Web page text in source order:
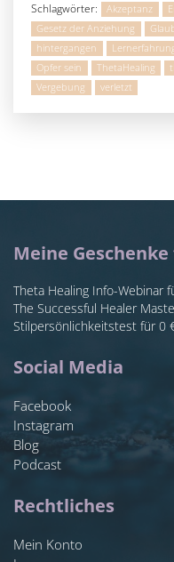
Schlagwörter: Akzeptanz
Gesetz der Anziehung
hintergangen
Opfer sein
ThetaHealing
Vergebung
verletzt
Meine
Theta Healing Info-Webinar
The Successful Healer
Stilpersönlichkeitstest für 0
Social Media
Facebook
Instagram
Blog
Podcast
Rechtliches
Mein Konto